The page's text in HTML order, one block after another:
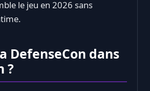
le jeu en 2026 sans
DefenseCon dans
?